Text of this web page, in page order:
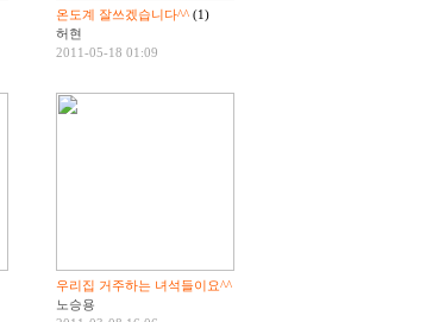
온도계 잘쓰겠습니다^^ (1)
허현
2011-05-18 01:09
우리집 거주하는 녀석들이요^^
노승용